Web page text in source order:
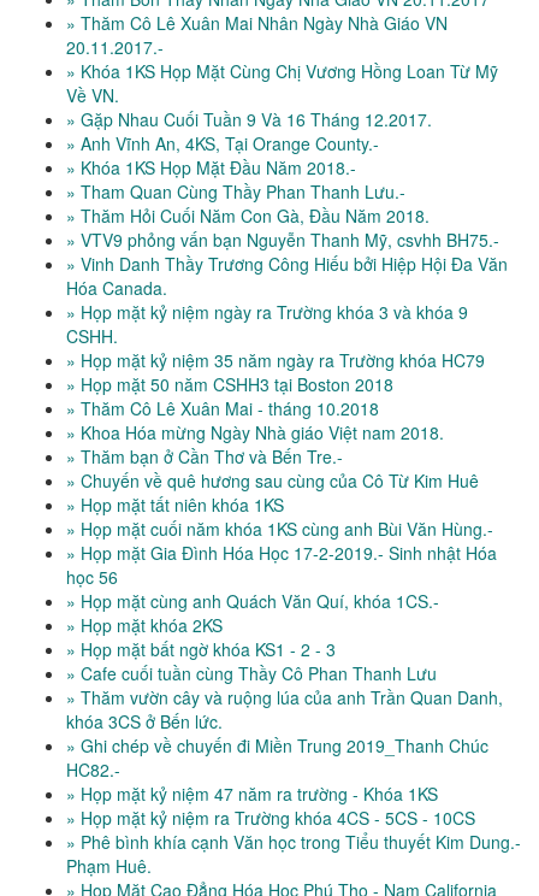
» Thăm Cô Lê Xuân Mai Nhân Ngày Nhà Giáo VN
20.11.2017.-
» Khóa 1KS Họp Mặt Cùng Chị Vương Hồng Loan Từ Mỹ
Về VN.
» Gặp Nhau Cuối Tuần 9 Và 16 Tháng 12.2017.
» Anh Vĩnh An, 4KS, Tại Orange County.-
» Khóa 1KS Họp Mặt Đầu Năm 2018.-
» Tham Quan Cùng Thầy Phan Thanh Lưu.-
» Thăm Hỏi Cuối Năm Con Gà, Đầu Năm 2018.
» VTV9 phỏng vấn bạn Nguyễn Thanh Mỹ, csvhh BH75.-
» Vinh Danh Thầy Trương Công Hiếu bởi Hiệp Hội Đa Văn
Hóa Canada.
» Họp mặt kỷ niệm ngày ra Trường khóa 3 và khóa 9
CSHH.
» Họp mặt kỷ niệm 35 năm ngày ra Trường khóa HC79
» Họp mặt 50 năm CSHH3 tại Boston 2018
» Thăm Cô Lê Xuân Mai - tháng 10.2018
» Khoa Hóa mừng Ngày Nhà giáo Việt nam 2018.
» Thăm bạn ở Cần Thơ và Bến Tre.-
» Chuyến về quê hương sau cùng của Cô Từ Kim Huê
» Họp mặt tất niên khóa 1KS
» Họp mặt cuối năm khóa 1KS cùng anh Bùi Văn Hùng.-
» Họp mặt Gia Đình Hóa Học 17-2-2019.- Sinh nhật Hóa
học 56
» Họp mặt cùng anh Quách Văn Quí, khóa 1CS.-
» Họp mặt khóa 2KS
» Họp mặt bất ngờ khóa KS1 - 2 - 3
» Cafe cuối tuần cùng Thầy Cô Phan Thanh Lưu
» Thăm vườn cây và ruộng lúa của anh Trần Quan Danh,
khóa 3CS ở Bến lức.
» Ghi chép về chuyến đi Miền Trung 2019_Thanh Chúc
HC82.-
» Họp mặt kỷ niệm 47 năm ra trường - Khóa 1KS
» Họp mặt kỷ niệm ra Trường khóa 4CS - 5CS - 10CS
» Phê bình khía cạnh Văn học trong Tiểu thuyết Kim Dung.-
Phạm Huê.
» Họp Mặt Cao Đẳng Hóa Học Phú Thọ - Nam California